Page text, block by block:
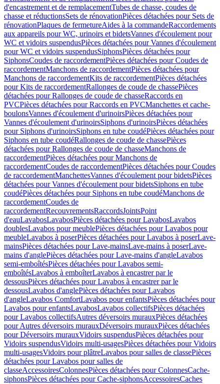
d'encastrement et de remplacementTubes de chasse, coudes de
chasse et réductionsSets de rénovationPièces détachées pour Sets de
rénovationPlaques de fermetureAides à la commandeRaccordements
aux appareils pour WC, urinoirs et bidetsVannes d'écoulement pour
WC et vidoirs suspendusPièces détachées pour Vannes d'écoulement
pour WC et vidoirs suspendusSiphonsPièces détachées pour
SiphonsCoudes de raccordementPièces détachées pour Coudes de
raccordementManchons de raccordementPièces détachées pour
Manchons de raccordementKits de raccordementPièces détachées
pour Kits de raccordementRallonges de coude de chassePièces
détachées pour Rallonges de coude de chasseRaccords en
PVCPièces détachées pour Raccords en PVCManchettes et cache-
boulonsVannes d'écoulement d'urinoirsPièces détachées pour
Vannes d'écoulement d'urinoirsSiphons d'urinoirsPièces détachées
pour Siphons d'urinoirsSiphons en tube coudéPièces détachées pour
Siphons en tube coudéRallonges de coude de chassePièces
détachées pour Rallonges de coude de chasseManchons de
raccordementPièces détachées pour Manchons de
raccordementCoudes de raccordementPièces détachées pour Coudes
de raccordementManchettesVannes d'écoulement pour bidetsPièces
détachées pour Vannes d'écoulement pour bidetsSiphons en tube
coudéPièces détachées pour Siphons en tube coudéManchons de
raccordementCoudes de
raccordementRecouvrementsRaccordsJointsPoint
d'eauLavabosLavabosPièces détachées pour LavabosLavabos
doublesLavabos pour meublePièces détachées pour Lavabos pour
meubleLavabos à poserPièces détachées pour Lavabos à poserLave-
mainsPièces détachées pour Lave-mainsLave-mains à poserLave-
mains d'anglePièces détachées pour Lave-mains d'angleLavabos
semi-emboîtésPièces détachées pour Lavabos semi-
emboîtésLavabos à emboîterLavabos à encastrer par le
dessousPièces détachées pour Lavabos à encastrer par le
dessousLavabos d'anglePièces détachées pour Lavabos
d'angleLavabos ComfortLavabos pour enfantsPièces détachées pour
Lavabos pour enfantsLavabosLavabos collectifsPièces détachées
pour Lavabos collectifsAutres déversoirs murauxPièces détachées
pour Autres déversoirs murauxDéversoirs murauxPièces détachées
pour Déversoirs murauxVidoirs suspendusPièces détachées pour
Vidoirs suspendusVidoirs multi-usagesPièces détachées pour Vidoirs
multi-usagesVidoirs pour plâtreLavabos pour salles de classePièces
détachées pour Lavabos pour salles de
classeAccessoiresColonnesPièces détachées pour ColonnesCache-
siphonsPièces détachées pour Cache-siphonsAccessoiresCaches